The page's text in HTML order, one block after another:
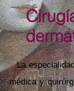
La especialidad
médica y